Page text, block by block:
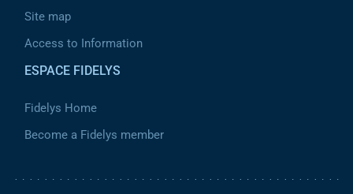
Site map
Access to Information
ESPACE FIDELYS
Fidelys Home
Become a Fidelys member